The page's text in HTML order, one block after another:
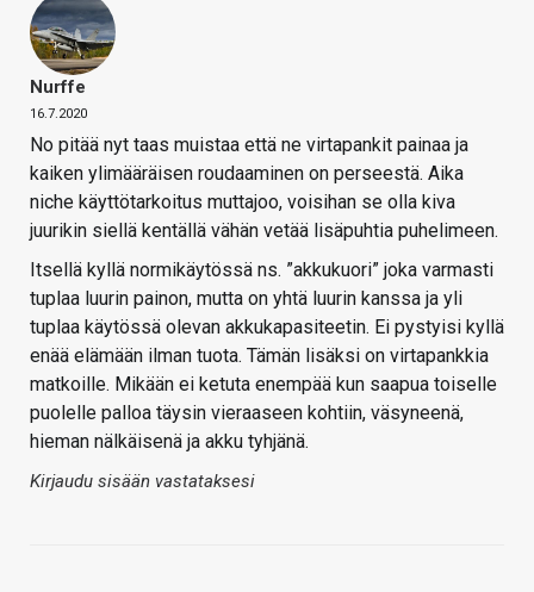
Nurffe
16.7.2020
No pitää nyt taas muistaa että ne virtapankit painaa ja
kaiken ylimääräisen roudaaminen on perseestä. Aika
niche käyttötarkoitus muttajoo, voisihan se olla kiva
juurikin siellä kentällä vähän vetää lisäpuhtia puhelimeen.
Itsellä kyllä normikäytössä ns. ”akkukuori” joka varmasti
tuplaa luurin painon, mutta on yhtä luurin kanssa ja yli
tuplaa käytössä olevan akkukapasiteetin. Ei pystyisi kyllä
enää elämään ilman tuota. Tämän lisäksi on virtapankkia
matkoille. Mikään ei ketuta enempää kun saapua toiselle
puolelle palloa täysin vieraaseen kohtiin, väsyneenä,
hieman nälkäisenä ja akku tyhjänä.
Kirjaudu sisään vastataksesi